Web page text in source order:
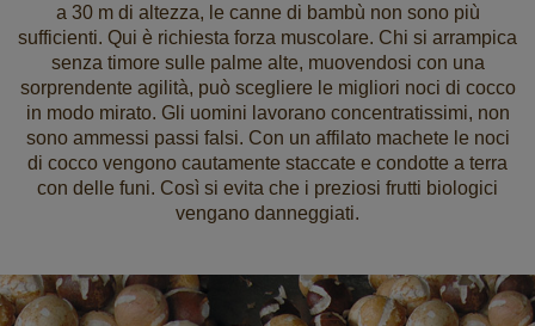
a 30 m di altezza, le canne di bambù non sono più
sufficienti. Qui è richiesta forza muscolare. Chi si arrampica
senza timore sulle palme alte, muovendosi con una
sorprendente agilità, può scegliere le migliori noci di cocco
in modo mirato. Gli uomini lavorano concentratissimi, non
sono ammessi passi falsi. Con un affilato machete le noci
di cocco vengono cautamente staccate e condotte a terra
con delle funi. Così si evita che i preziosi frutti biologici
vengano danneggiati.